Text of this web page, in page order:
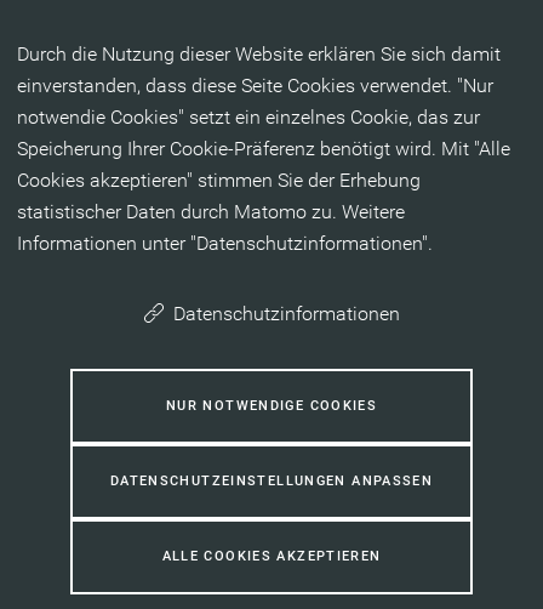
Durch die Nutzung dieser Website erklären Sie sich damit
einverstanden, dass diese Seite Cookies verwendet. "Nur
notwendie Cookies" setzt ein einzelnes Cookie, das zur
Speicherung Ihrer Cookie-Präferenz benötigt wird. Mit "Alle
Cookies akzeptieren" stimmen Sie der Erhebung
statistischer Daten durch Matomo zu. Weitere
Informationen unter "Datenschutzinformationen".
Datenschutzinformationen
NUR NOTWENDIGE COOKIES
DATENSCHUTZEINSTELLUNGEN ANPASSEN
ALLE COOKIES AKZEPTIEREN